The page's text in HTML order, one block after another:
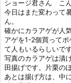
ショージ君さん こん
今日はまた変わって
ん。
確かにカラアゲが人
アゲを1-2個買って
て人もいるらしいで
写真のカラアゲは漬
田揚げです。片栗の
あとは揚げ方は、中